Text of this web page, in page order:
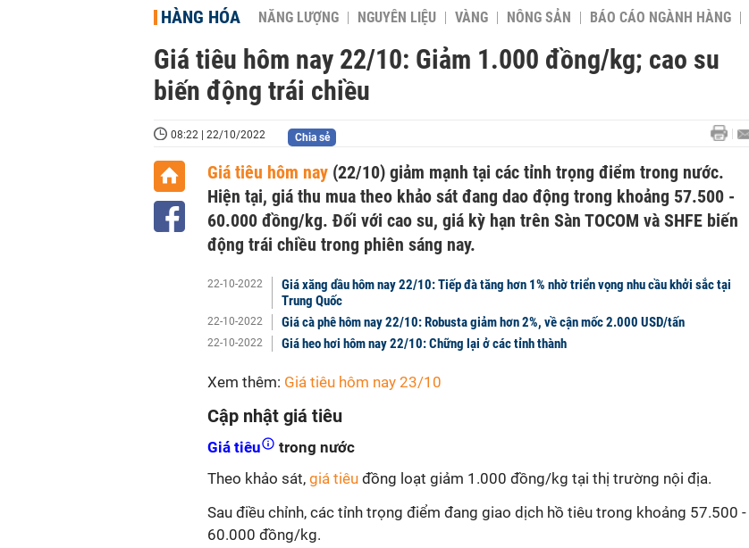
HÀNG HÓA NĂNG LƯỢNG NGUYÊN LIỆU VÀNG NÔNG SẢN BÁO CÁO NGÀNH HÀNG
Giá tiêu hôm nay 22/10: Giảm 1.000 đồng/kg; cao su
biến động trái chiều
08:22 | 22/10/2022 Chia sẻ
Giá tiêu hôm nay (22/10) giảm mạnh tại các tỉnh trọng điểm trong nước.
Hiện tại, giá thu mua theo khảo sát đang dao động trong khoảng 57.500 -
60.000 đồng/kg. Đối với cao su, giá kỳ hạn trên Sàn TOCOM và SHFE biến
động trái chiều trong phiên sáng nay.
22-10-2022
Giá xăng dầu hôm nay 22/10: Tiếp đà tăng hơn 1% nhờ triển vọng nhu cầu khởi sắc tại
Trung Quốc
22-10-2022 Giá cà phê hôm nay 22/10: Robusta giảm hơn 2%, về cận mốc 2.000 USD/tấn
22-10-2022 Giá heo hơi hôm nay 22/10: Chững lại ở các tỉnh thành
Xem thêm: Giá tiêu hôm nay 23/10
Cập nhật giá tiêu
Giá tiêu
trong nước
Theo khảo sát, giá tiêu đồng loạt giảm 1.000 đồng/kg tại thị trường nội địa.
Sau điều chỉnh, các tỉnh trọng điểm đang giao dịch hồ tiêu trong khoảng 57.500 -
60.000 đồng/kg.